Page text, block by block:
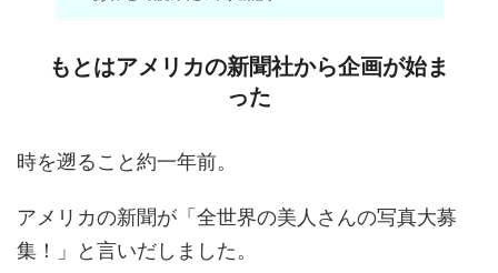
もとはアメリカの新聞社から企画が始ま
った
時を遡ること約一年前。
アメリカの新聞が「全世界の美人さんの写真大募
集！」と言いだしました。